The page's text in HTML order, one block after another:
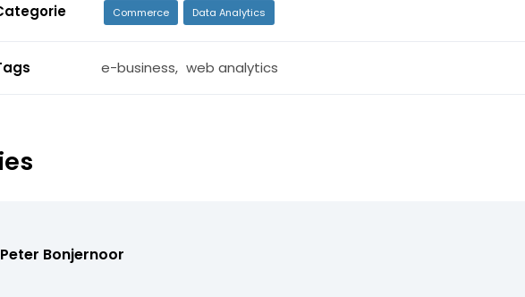
Commerce Data Analytics
e-business, web analytics
Peter Bonjernoor